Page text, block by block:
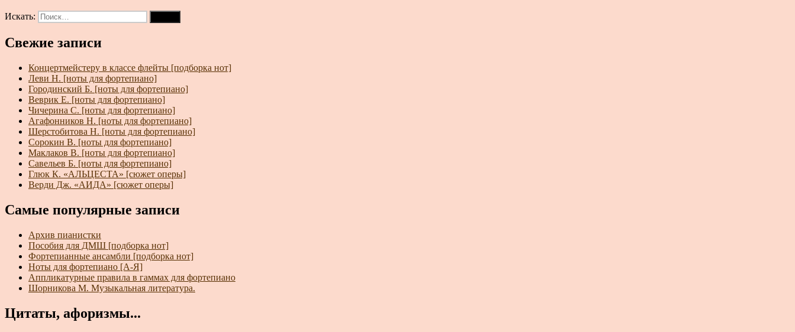
Искать:
Свежие записи
Концертмейстеру в классе флейты [подборка нот]
Леви Н. [ноты для фортепиано]
Городинский Б. [ноты для фортепиано]
Веврик Е. [ноты для фортепиано]
Чичерина С. [ноты для фортепиано]
Агафонников Н. [ноты для фортепиано]
Шерстобитова Н. [ноты для фортепиано]
Сорокин В. [ноты для фортепиано]
Маклаков В. [ноты для фортепиано]
Савельев Б. [ноты для фортепиано]
Глюк К. «АЛЬЦЕСТА» [сюжет оперы]
Верди Дж. «АИДА» [сюжет оперы]
Самые популярные записи
Архив пианистки
Пособия для ДМШ [подборка нот]
Фортепианные ансамбли [подборка нот]
Ноты для фортепиано [А-Я]
Аппликатурные правила в гаммах для фортепиано
Шорникова М. Музыкальная литература.
Цитаты, афоризмы...